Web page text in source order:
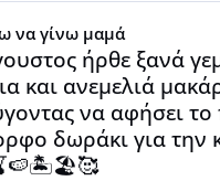
ξανά γεμάτος γέλια
να γίνω μαμά
ήρθε ξανά
και ανεμελιά
να αφήσει το
δωράκι για την